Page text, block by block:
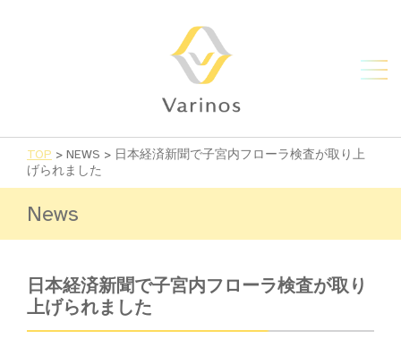
TOP > NEWS > 日本経済新聞で子宮内フローラ検査が取り上
げられました
News
日本経済新聞で子宮内フローラ検査が取り
上げられました